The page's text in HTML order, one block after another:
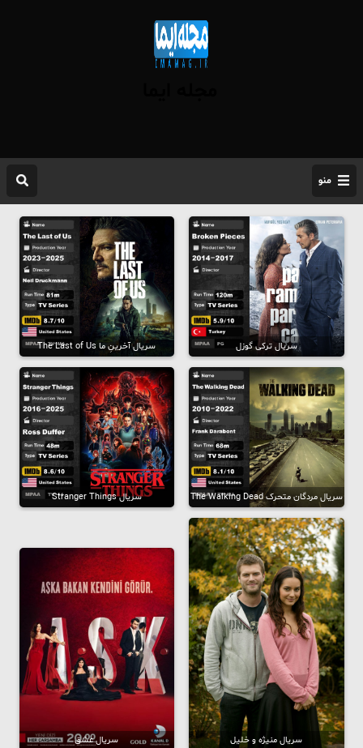
منو
سریال ترکی گوزل سریال آخرینِ ما The Last of Us
سریال مردگان متحرک The Walking Dead سریال Stranger Things
سریال منیژه و خلیل سریال عشق